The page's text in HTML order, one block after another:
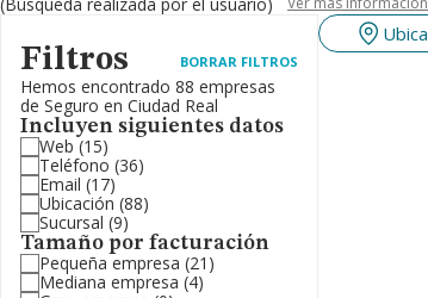
Filtros BORRAR FILTROS
Hemos encontrado 88 empresas
de Seguro en Ciudad Real
Incluyen siguientes datos
Web (15)
Teléfono (36)
Email (17)
Ubicación (88)
Sucursal (9)
Tamaño por facturación
Pequeña empresa (21)
Mediana empresa (4)